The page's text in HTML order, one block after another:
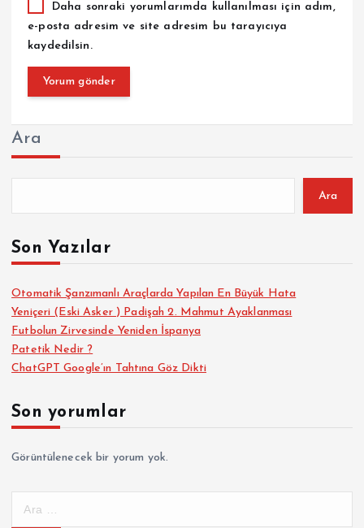
Daha sonraki yorumlarımda kullanılması için adım,
e-posta adresim ve site adresim bu tarayıcıya
kaydedilsin.
Ara
Ara
Son Yazılar
Otomatik Şanzımanlı Araçlarda Yapılan En Büyük Hata
Yeniçeri (Eski Asker ) Padişah 2. Mahmut Ayaklanması
Futbolun Zirvesinde Yeniden İspanya
Patetik Nedir ?
ChatGPT Google’ın Tahtına Göz Dikti
Son yorumlar
Görüntülenecek bir yorum yok.